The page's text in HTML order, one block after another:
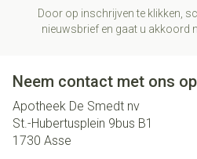
Door op inschrijven te klikken,
nieuwsbrief en gaat u akkoord
Neem contact met ons op
Apotheek De Smedt nv
St.-Hubertusplein 9bus B1
1730 Asse